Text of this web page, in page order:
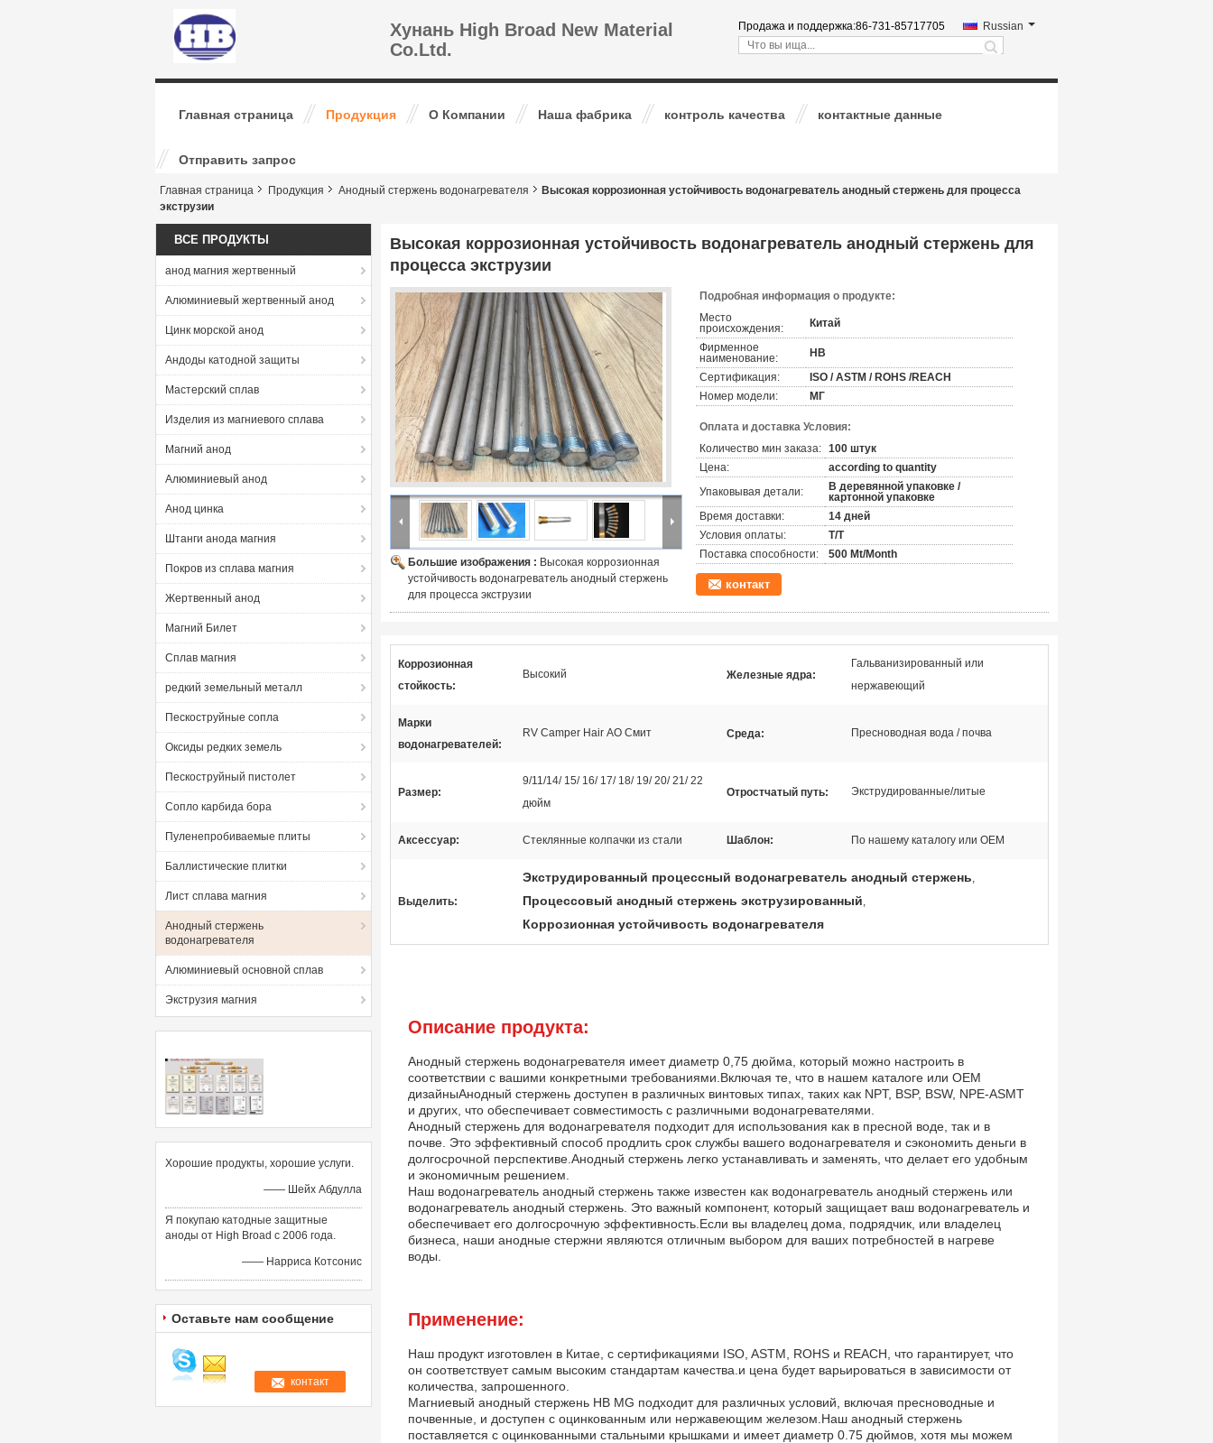
Хунань High Broad New Material
Co.Ltd.
Продажа и поддержка:86-731-85717705 Russian
search
Главная страница Продукция О Компании Наша фабрика контроль качества контактные данные
Отправить запрос
Главная страница Продукция Анодный стержень водонагревателя
Высокая коррозионная устойчивость водонагреватель анодный стержень для процесса
экструзии
ВСЕ ПРОДУКТЫ
анод магния жертвенный
Алюминиевый жертвенный анод
Цинк морской анод
Андоды катодной защиты
Мастерский сплав
Изделия из магниевого сплава
Магний анод
Алюминиевый анод
Анод цинка
Штанги анода магния
Покров из сплава магния
Жертвенный анод
Магний Билет
Сплав магния
редкий земельный металл
Пескоструйные сопла
Оксиды редких земель
Пескоструйный пистолет
Сопло карбида бора
Пуленепробиваемые плиты
Баллистические плитки
Лист сплава магния
Анодный стержень
водонагревателя
Алюминиевый основной сплав
Экструзия магния
Хорошие продукты, хорошие услуги.
—— Шейх Абдулла
Я покупаю катодные защитные
аноды от High Broad с 2006 года.
—— Нарриса Котсонис
Оставьте нам сообщение
Высокая коррозионная устойчивость водонагреватель анодный стержень для
процесса экструзии
Большие изображения : Высокая коррозионная
устойчивость водонагреватель анодный стержень
для процесса экструзии
Подробная информация о продукте:
Место
происхождения:
Китай
Фирменное
наименование:
HB
Сертификация:
ISO / ASTM / ROHS /REACH
Номер модели:
МГ
Оплата и доставка Условия:
Количество мин заказа: 100 штук
Цена:
according to quantity
Упаковывая детали:
В деревянной упаковке /
картонной упаковке
Время доставки:
14 дней
Условия оплаты:
Т/Т
Поставка способности:
500 Mt/Month
контакт
Коррозионная
стойкость:
Высокий Железные ядра:
Гальванизированный или
нержавеющий
Марки
водонагревателей:
RV Camper Hair АО Смит Среда: Пресноводная вода / почва
Размер:
9/11/14/ 15/ 16/ 17/ 18/ 19/ 20/ 21/ 22
дюйм
Отростчатый путь: Экструдированные/литые
Аксессуар: Стеклянные колпачки из стали Шаблон: По нашему каталогу или OEM
Выделить:
Экструдированный процессный водонагреватель анодный стержень,
Процессовый анодный стержень экструзированный,
Коррозионная устойчивость водонагревателя
Описание продукта:
Анодный стержень водонагревателя имеет диаметр 0,75 дюйма, который можно настроить в
соответствии с вашими конкретными требованиями.Включая те, что в нашем каталоге или OEM
дизайныАнодный стержень доступен в различных винтовых типах, таких как NPT, BSP, BSW, NPE-ASMT
и других, что обеспечивает совместимость с различными водонагревателями.
Анодный стержень для водонагревателя подходит для использования как в пресной воде, так и в
почве. Это эффективный способ продлить срок службы вашего водонагревателя и сэкономить деньги в
долгосрочной перспективе.Анодный стержень легко устанавливать и заменять, что делает его удобным
и экономичным решением.
Наш водонагреватель анодный стержень также известен как водонагреватель анодный стержень или
водонагреватель анодный стержень. Это важный компонент, который защищает ваш водонагреватель и
обеспечивает его долгосрочную эффективность.Если вы владелец дома, подрядчик, или владелец
бизнеса, наши анодные стержни являются отличным выбором для ваших потребностей в нагреве
воды.
Применение:
Наш продукт изготовлен в Китае, с сертификациями ISO, ASTM, ROHS и REACH, что гарантирует, что
он соответствует самым высоким стандартам качества.и цена будет варьироваться в зависимости от
количества, запрошенного.
Магниевый анодный стержень HB MG подходит для различных условий, включая пресноводные и
почвенные, и доступен с оцинкованным или нержавеющим железом.Наш анодный стержень
поставляется с оцинкованными стальными крышками и имеет диаметр 0.75 дюймов, хотя мы можем